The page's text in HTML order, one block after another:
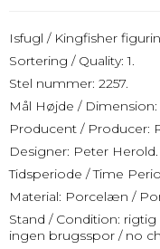
Isfugl / Kingfisher
Sortering / Quality: 1.
Stel nummer: 2257.
Mål Højde /
Producent / Producer:
Designer: Peter Herold.
Tidsperiode / Time
Material: Porcelæn /
Stand / Condition:
ingen brugsspor / no